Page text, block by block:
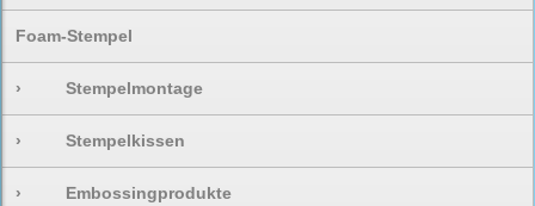
Foam-Stempel
› Stempelmontage
› Stempelkissen
› Embossingprodukte